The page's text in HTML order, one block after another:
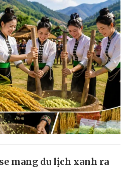
mang du lịch xanh ra